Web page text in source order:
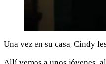
Una vez en su casa, Cindy
Allí vemos a unos jóvenes,